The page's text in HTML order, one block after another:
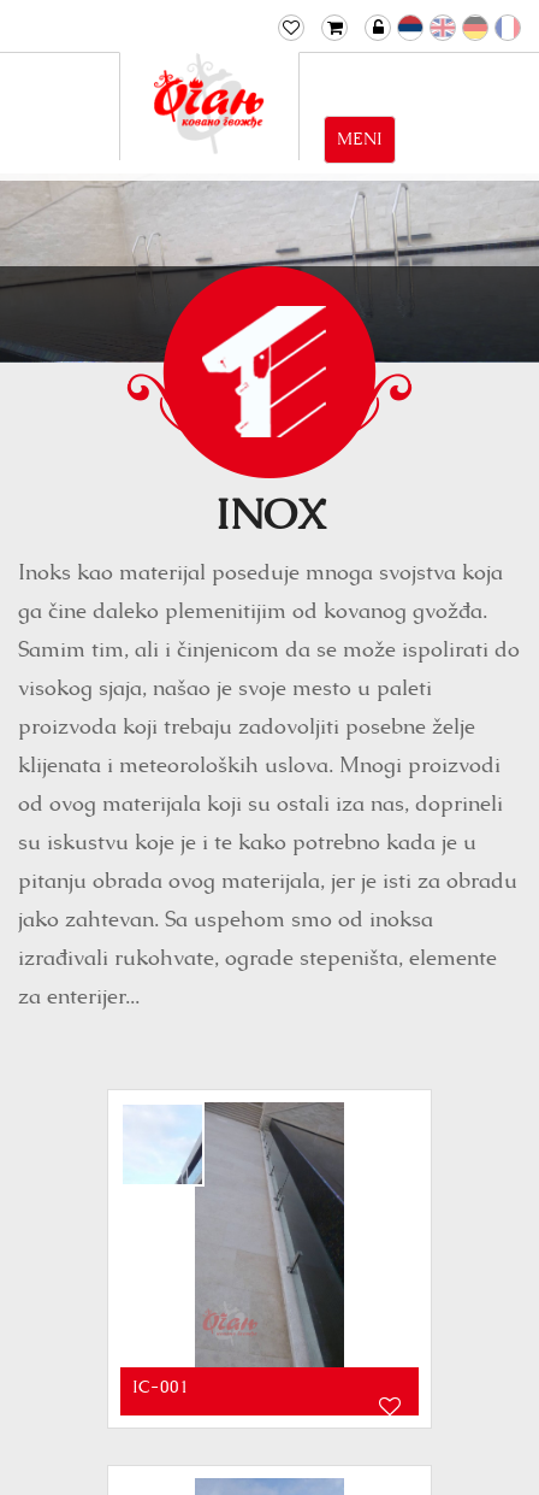
MENI
INOX
Inoks kao materijal poseduje mnoga svojstva koja
ga čine daleko plemenitijim od kovanog gvožđa.
Samim tim, ali i činjenicom da se može ispolirati do
visokog sjaja, našao je svoje mesto u paleti
proizvoda koji trebaju zadovoljiti posebne želje
klijenata i meteoroloških uslova. Mnogi proizvodi
od ovog materijala koji su ostali iza nas, doprineli
su iskustvu koje je i te kako potrebno kada je u
pitanju obrada ovog materijala, jer je isti za obradu
jako zahtevan. Sa uspehom smo od inoksa
izrađivali rukohvate, ograde stepeništa, elemente
za enterijer...
IC-001